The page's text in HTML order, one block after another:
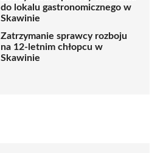
do lokalu gastronomicznego w
Skawinie
Zatrzymanie sprawcy rozboju
na 12-letnim chłopcu w
Skawinie